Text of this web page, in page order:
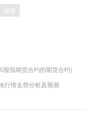
调整
股指期货合约的期货合约)
行情走势分析及预测